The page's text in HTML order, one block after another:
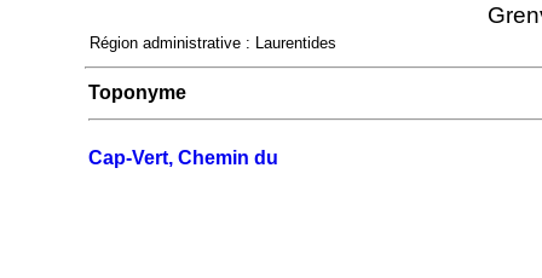
Région administrative : Laurentides
Toponyme
Cap-Vert, Chemin du